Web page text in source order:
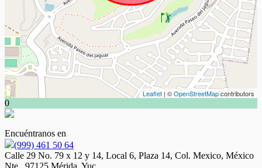
Leaflet | ©OpenStreetMapcontributors
0
Encuéntranos en
(999) 461 50 64
Calle 29 No. 79 x 12 y 14, Local 6, Plaza 14, Col. Mexico, México
Nte., 97125 Mérida, Yuc.